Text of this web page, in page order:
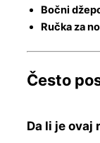
Bočni
Ručka za
Često
Da li je ovaj